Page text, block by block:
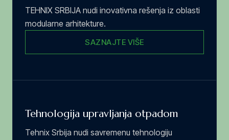
TEHNIX SRBIJA nudi inovativna rešenja iz oblasti
modularne arhitekture.
SAZNAJTE VIŠE
Tehnologija upravljanja otpadom
Tehnix Srbija nudi savremenu tehnologiju